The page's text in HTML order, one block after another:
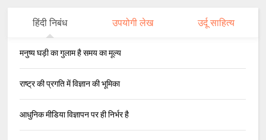
हिंदी निबंध उपयोगी लेख उर्दू साहित्य
मनुष्य घड़ी का गुलाम है समय का मूल्य
राष्ट्र की प्रगति में विज्ञान की भूमिका
आधुनिक मीडिया विज्ञापन पर ही निर्भर है